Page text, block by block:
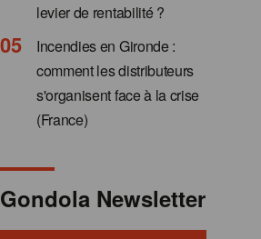
levier de rentabilité ?
Incendies en Gironde :
comment les distributeurs
s'organisent face à la crise
(France)
Gondola Newsletter